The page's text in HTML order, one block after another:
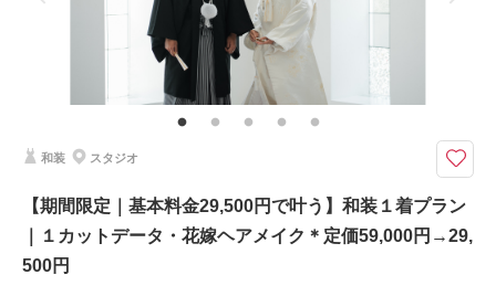
相談予約する
来店・オンライン
家族用衣装レンタル
その他含むもの
小物一式(ネックレス・イヤリング・ベール・グローブ・ヘッドパーツ)、チ
ャペル装花、専任アテンド
【2026年9月までの撮影限定】基本料金50%OFF・平日試着で衣装ランクア
ップ30%OFF
かっちりとしたお写真１枚だけでいい方へ☆
ウェディングドレスでもカラードレスでもどちらでも可能です。
土日祝日撮影の場合は＋33,000円
肌着類は付いておりませんがレンタルや購入のご案内も可能です。
和装 スタジオ
【期間限定｜基本料金29,500円で叶う】和装１着プラン
｜１カットデータ・花嫁ヘアメイク＊定価59,000円→29,
500円